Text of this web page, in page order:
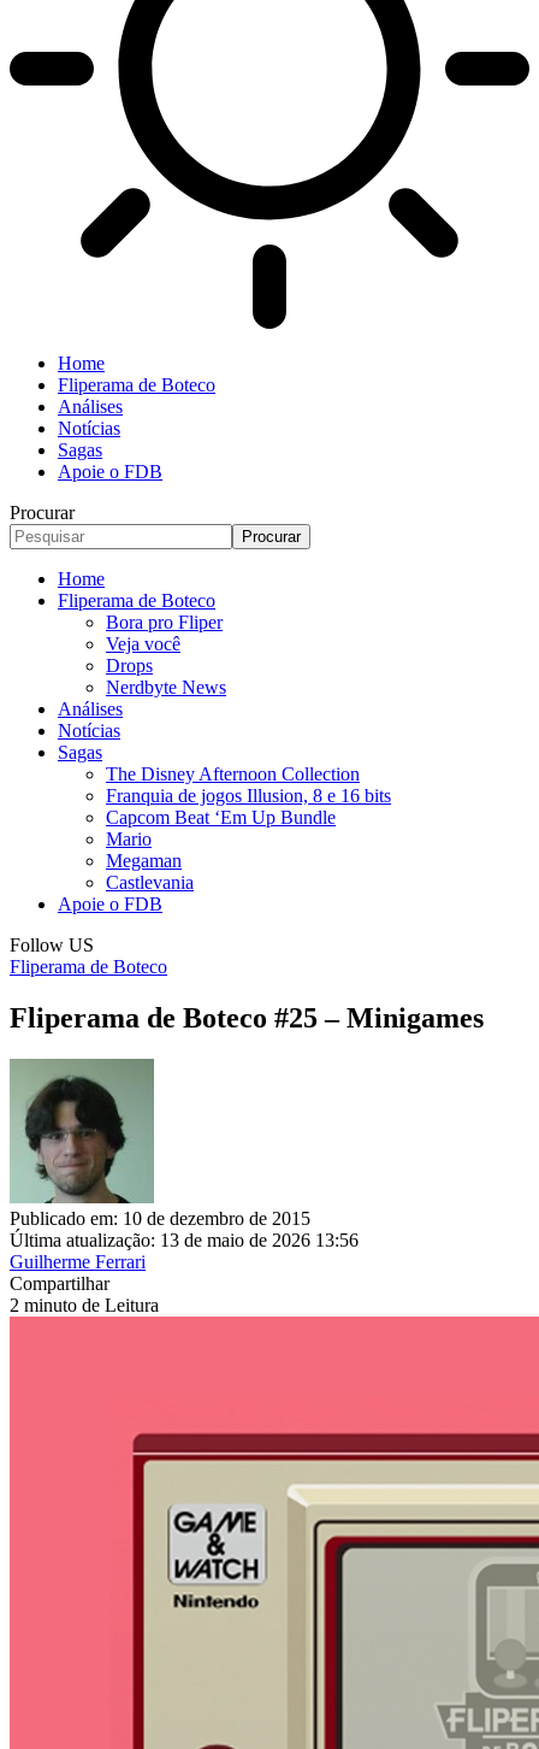
Home
Fliperama de Boteco
Análises
Notícias
Sagas
Apoie o FDB
Procurar
Home
Fliperama de Boteco
Bora pro Fliper
Veja você
Drops
Nerdbyte News
Análises
Notícias
Sagas
The Disney Afternoon Collection
Franquia de jogos Illusion, 8 e 16 bits
Capcom Beat ‘Em Up Bundle
Mario
Megaman
Castlevania
Apoie o FDB
Follow US
Fliperama de Boteco
Fliperama de Boteco #25 – Minigames
Publicado em: 10 de dezembro de 2015
Última atualização: 13 de maio de 2026 13:56
Guilherme Ferrari
Compartilhar
2 minuto de Leitura